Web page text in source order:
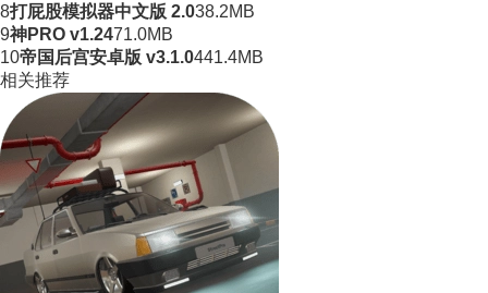
8打屁股模拟器中文版 2.038.2MB
9神PRO v1.2471.0MB
10帝国后宫安卓版 v3.1.0441.4MB
相关推荐